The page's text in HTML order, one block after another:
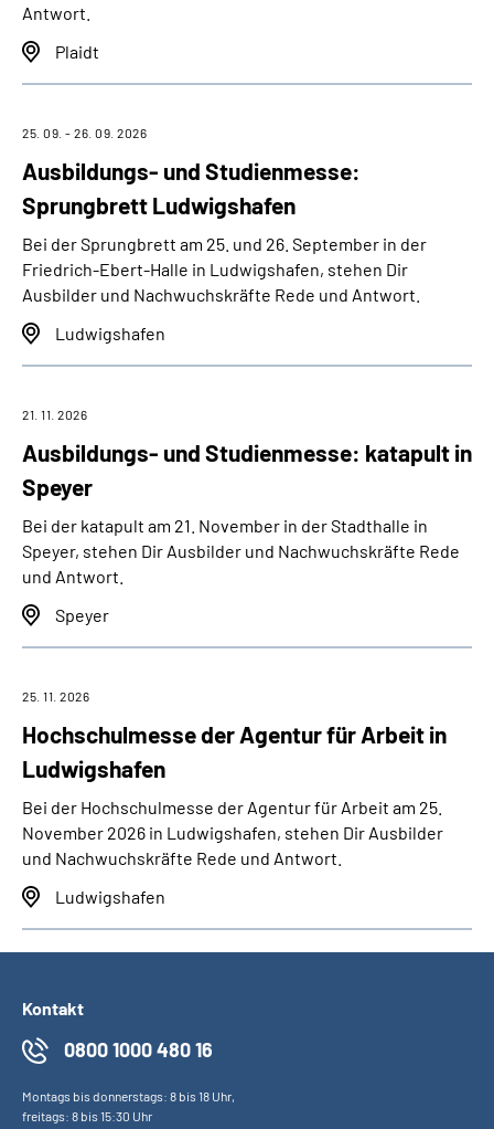
Antwort.
Plaidt
Ausbildungs- und Studienmesse:
Sprungbrett Ludwigshafen
25. 09. - 26. 09. 2026
Bei der Sprungbrett am 25. und 26. September in der
Friedrich-Ebert-Halle in Ludwigshafen, stehen Dir
Ausbilder und Nachwuchskräfte Rede und Antwort.
Ludwigshafen
Ausbildungs- und Studienmesse: katapult in
Speyer
21. 11. 2026
Bei der katapult am 21. November in der Stadthalle in
Speyer, stehen Dir Ausbilder und Nachwuchskräfte Rede
und Antwort.
Speyer
Hochschulmesse der Agentur für Arbeit in
Ludwigshafen
25. 11. 2026
Bei der Hochschulmesse der Agentur für Arbeit am 25.
November 2026 in Ludwigshafen, stehen Dir Ausbilder
und Nachwuchskräfte Rede und Antwort.
Ludwigshafen
Kontakt
0800 1000 480 16
Montags bis donnerstags: 8 bis 18 Uhr,
freitags: 8 bis 15:30 Uhr